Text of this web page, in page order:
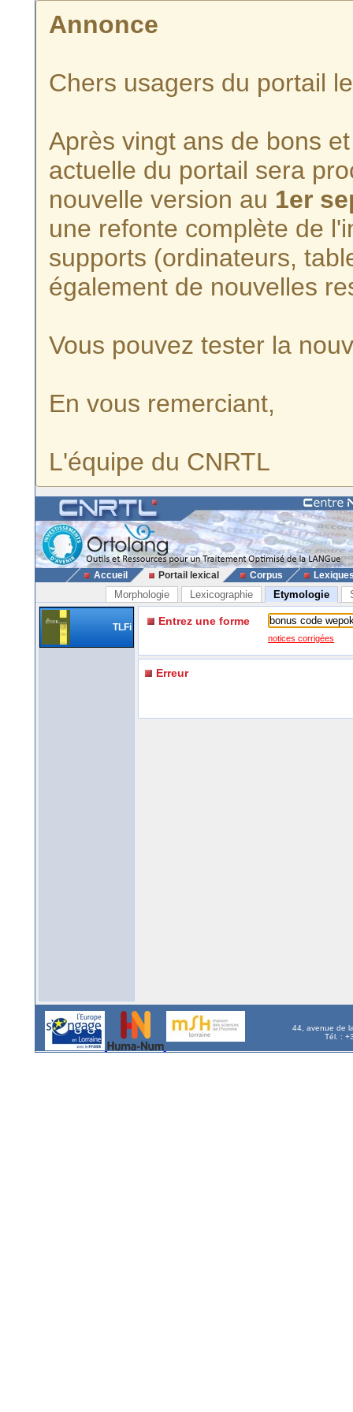
Annonce
Chers usagers du portail
Après vingt ans de bons
actuelle du portail sera
nouvelle version au 1er
une refonte complète de
supports (ordinateurs,
également de nouvelles
Vous pouvez tester la
En vous remerciant,
L'équipe du CNRTL
Accueil Portail lexical Corpus
Morphologie Lexicographie Etymologie
TLFi Entrez une forme
notices corrigées
Erreur
44, avenue de
Tél. :